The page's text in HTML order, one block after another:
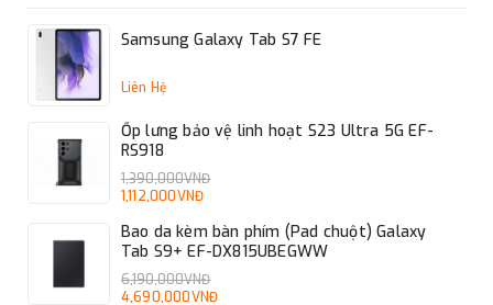
Samsung Galaxy Tab S7 FE
Liên Hệ
Ốp lưng bảo vệ linh hoạt S23 Ultra 5G EF-
RS918
1,390,000VNĐ
1,112,000VNĐ
Bao da kèm bàn phím (Pad chuột) Galaxy
Tab S9+ EF-DX815UBEGWW
6,190,000VNĐ
4,690,000VNĐ